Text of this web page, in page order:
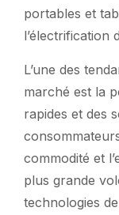
portables et
l’électrification
L’une des
marché est la
rapides et des
commodité et
plus grande
technologies